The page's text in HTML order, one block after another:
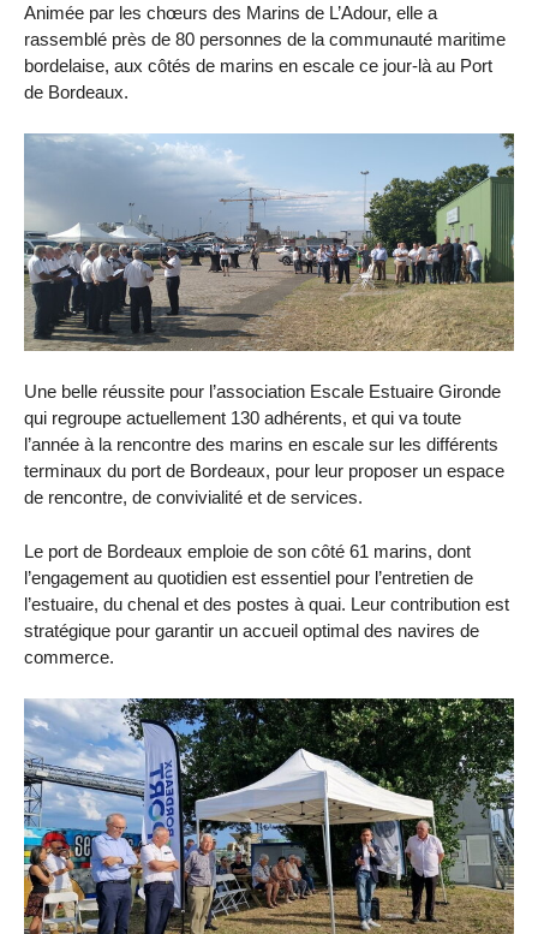
Animée par les chœurs des Marins de L’Adour, elle a
rassemblé près de 80 personnes de la communauté maritime
bordelaise, aux côtés de marins en escale ce jour-là au Port
de Bordeaux.
Une belle réussite pour l’association Escale Estuaire Gironde
qui regroupe actuellement 130 adhérents, et qui va toute
l’année à la rencontre des marins en escale sur les différents
terminaux du port de Bordeaux, pour leur proposer un espace
de rencontre, de convivialité et de services.
Le port de Bordeaux emploie de son côté 61 marins, dont
l’engagement au quotidien est essentiel pour l’entretien de
l’estuaire, du chenal et des postes à quai. Leur contribution est
stratégique pour garantir un accueil optimal des navires de
commerce.